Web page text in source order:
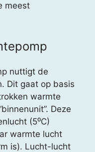
meest
nuttigt de
Dit gaat op basis
warmte
Deze
(5⁰C)
warmte lucht
is). Lucht-lucht